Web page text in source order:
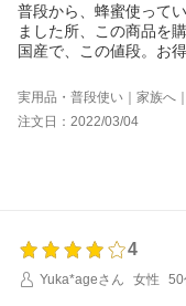
普段から、蜂蜜使って
ました所、この商品を
国産で、この値段。お
実用品・普段使い｜家族へ
注文日：2022/03/04
4
Yuka*ageさん
女性 50